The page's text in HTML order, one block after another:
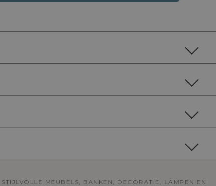
MEUBELS, BANKEN, DECORATIE, LAMPEN EN